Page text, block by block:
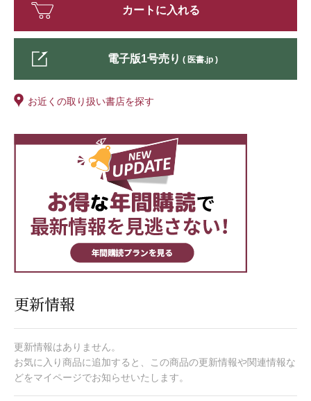
カートに入れる
電子版1号売り ( 医書.jp )
お近くの取り扱い書店を探す
更新情報
更新情報はありません。
お気に入り商品に追加すると、この商品の更新情報や関連情報な
どをマイページでお知らせいたします。